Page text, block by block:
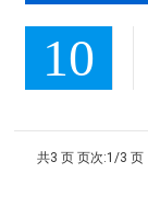
10
共3 页 页次:1/3 页